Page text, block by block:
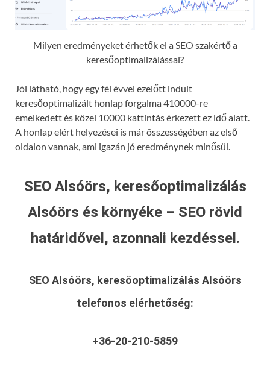
Milyen eredményeket érhetők el a SEO szakértő a
keresőoptimalizálással?
Jól látható, hogy egy fél évvel ezelőtt indult
keresőoptimalizált honlap forgalma 410000-re
emelkedett és közel 10000 kattintás érkezett ez idő alatt.
A honlap elért helyezései is már összességében az első
oldalon vannak, ami igazán jó eredménynek minősül.
SEO Alsóörs, keresőoptimalizálás
Alsóörs és környéke – SEO rövid
határidővel, azonnali kezdéssel.
SEO Alsóörs, keresőoptimalizálás Alsóörs
telefonos elérhetőség:
+36-20-210-5859